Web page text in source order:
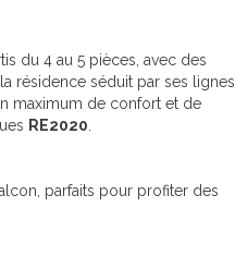
du 4 au 5 pièces, avec des
résidence séduit par ses lignes
maximum de confort et de
RE2020
parfaits pour profiter des